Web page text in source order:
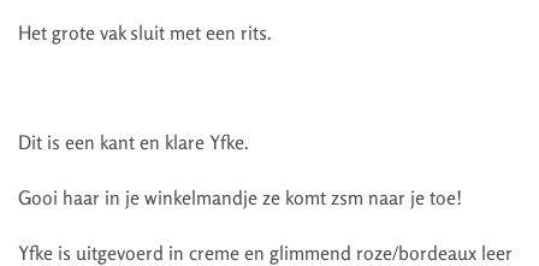
Het grote vak sluit met een rits.
Dit is een kant en klare Yfke.
Gooi haar in je winkelmandje ze komt zsm naar je toe!
Yfke is uitgevoerd in creme en glimmend roze/bordeaux leer